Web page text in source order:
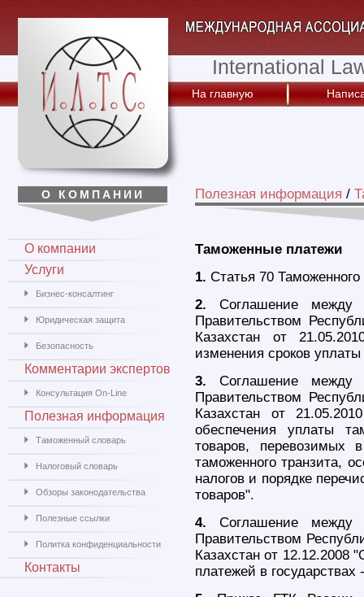
International
На главную
Полезная информация /
Таможенные платежи
1. Статья 70
2. Соглашение между
Правительством
Казахстан от
изменения сроков
3.Соглашение между
Правительством
Казахстан от
обеспечения уплаты
товаров, перевозимых
таможенного транзита,
налогов и порядке
товаров".
4. Соглашение между
Правительством
Казахстан от 12.12.2008
платежей в
О КОМПАНИИ
О компании
Услуги
Бизнес-консалтинг
Юридическая защита
Безопасность
Комментарии экспертов
Консультация On-Line
Полезная информация
Таможенный словарь
Налоговый словарь
Обзоры законодательства
Полезные ссылки
Политка конфиденциальности
Контакты